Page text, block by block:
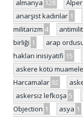
almanya 128
anarşist kadınlar 1
militarizm 4
birliği 1 arap
hakları inisiyatifi 15
askere kötü muamele
Harcamalar 92
askersiz lefkoşa 5
Objection 1 asya 1